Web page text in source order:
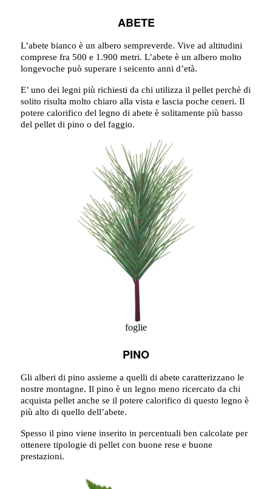
ABETE
L’abete bianco è un albero sempreverde. Vive ad altitudini
comprese fra 500 e 1.900 metri. L’abete è un albero molto
longevoche può superare i seicento anni d’età.
E’ uno dei legni più richiesti da chi utilizza il pellet perchè di
solito risulta molto chiaro alla vista e lascia poche ceneri. Il
potere calorifico del legno di abete è solitamente più basso
del pellet di pino o del faggio.
foglie
PINO
Gli alberi di pino assieme a quelli di abete caratterizzano le
nostre montagne. Il pino è un legno meno ricercato da chi
acquista pellet anche se il potere calorifico di questo legno è
più alto di quello dell’abete.
Spesso il pino viene inserito in percentuali ben calcolate per
ottenere tipologie di pellet con buone rese e buone
prestazioni.